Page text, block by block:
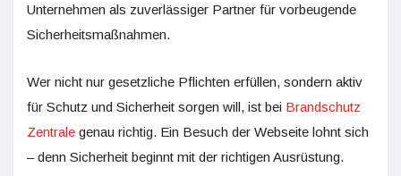
Unternehmen als zuverlässiger Partner für vorbeugende
Sicherheitsmaßnahmen.
Wer nicht nur gesetzliche Pflichten erfüllen, sondern aktiv
für Schutz und Sicherheit sorgen will, ist bei Brandschutz
Zentrale genau richtig. Ein Besuch der Webseite lohnt sich
– denn Sicherheit beginnt mit der richtigen Ausrüstung.